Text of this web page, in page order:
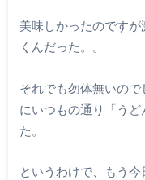
美味しかったのです
くんだった。。
それでも勿体無いの
にいつもの通り「う
た。
というわけで、もう今